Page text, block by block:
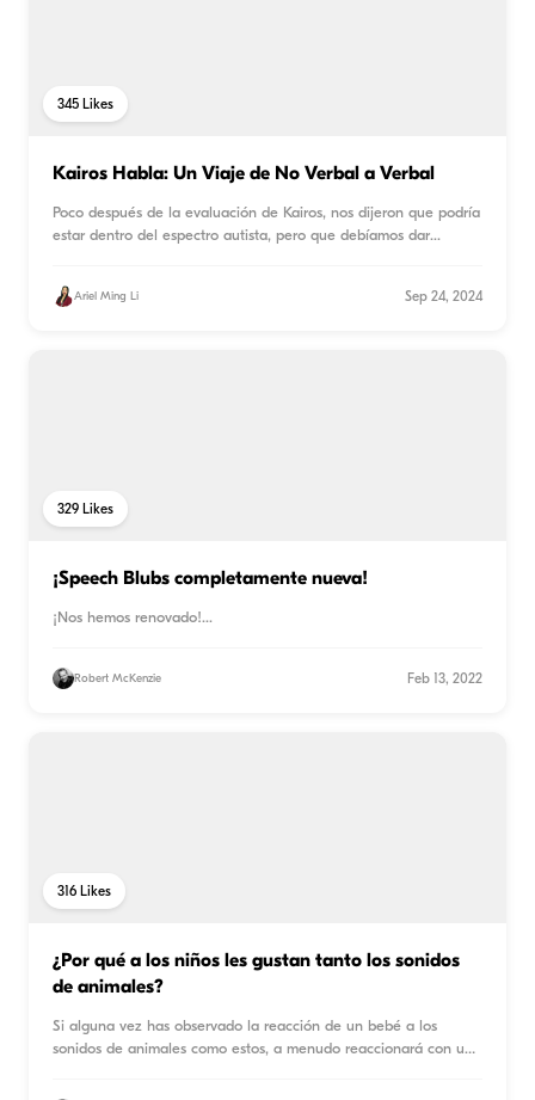
345 Likes
Kairos Habla: Un Viaje de No Verbal a Verbal
Poco después de la evaluación de Kairos, nos dijeron que podría
estar dentro del espectro autista, pero que debíamos dar...
Ariel Ming Li Sep 24, 2024
329 Likes
¡Speech Blubs completamente nueva!
¡Nos hemos renovado!...
Robert McKenzie Feb 13, 2022
316 Likes
¿Por qué a los niños les gustan tanto los sonidos
de animales?
Si alguna vez has observado la reacción de un bebé a los
sonidos de animales como estos, a menudo reaccionará con una